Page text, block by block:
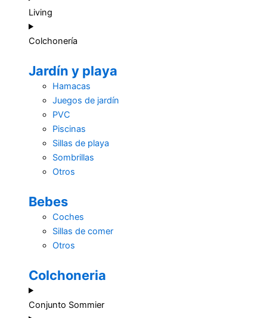
Living
Colchonería
Jardín y playa
Hamacas
Juegos de jardín
PVC
Piscinas
Sillas de playa
Sombrillas
Otros
Bebes
Coches
Sillas de comer
Otros
Colchoneria
Conjunto Sommier